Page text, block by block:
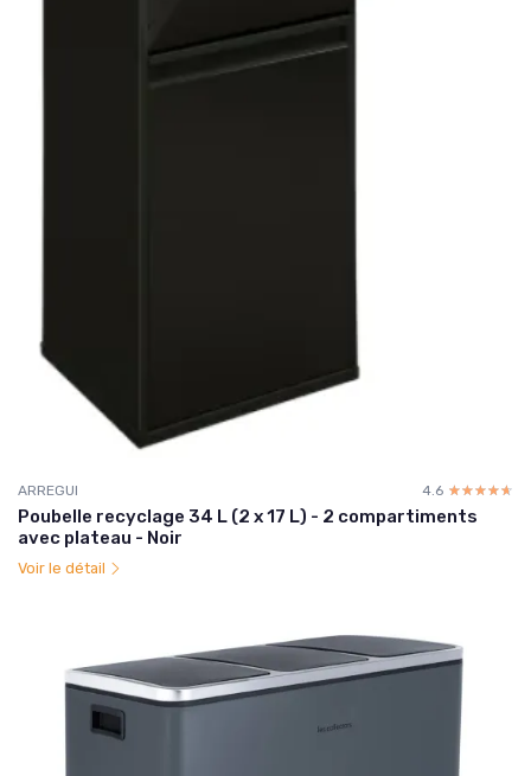
ARREGUI 4.6 ☆☆☆☆☆
★★★★★
Poubelle recyclage 34 L (2 x 17 L) - 2 compartiments
avec plateau - Noir
Voir le détail